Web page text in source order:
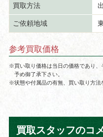
買取方法
ご依頼地域
参考買取価格
※買い取り価格は当日の価格であり、
予め御了承下さい。
※状態や付属品の有無、買い取り方法
買取スタッフのコ